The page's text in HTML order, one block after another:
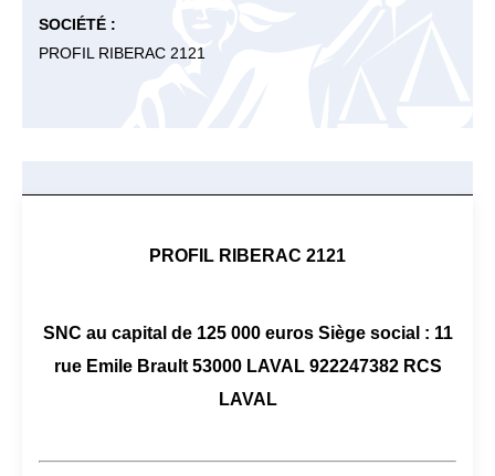
SOCIÉTÉ :
PROFIL RIBERAC 2121
PROFIL RIBERAC 2121
SNC au capital de 125 000 euros Siège social : 11
rue Emile Brault 53000 LAVAL 922247382 RCS
LAVAL